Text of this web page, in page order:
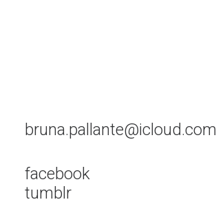
bruna.pallante@icloud.com
facebook
tumblr